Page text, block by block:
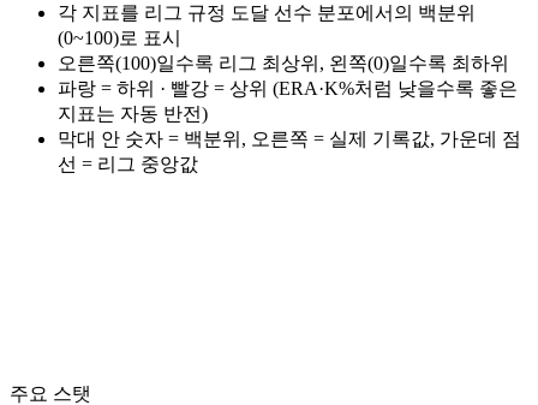
각 지표를 리그 규정 도달 선수 분포에서의 백분위
(0~100)로 표시
오른쪽(100)일수록 리그 최상위, 왼쪽(0)일수록 최하위
파랑 = 하위 · 빨강 = 상위 (ERA·K%처럼 낮을수록 좋은
지표는 자동 반전)
막대 안 숫자 = 백분위, 오른쪽 = 실제 기록값, 가운데 점
선 = 리그 중앙값
주요 스탯